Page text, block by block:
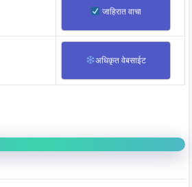
जाहिरात वाचा
अधिकृत वेबसाईट